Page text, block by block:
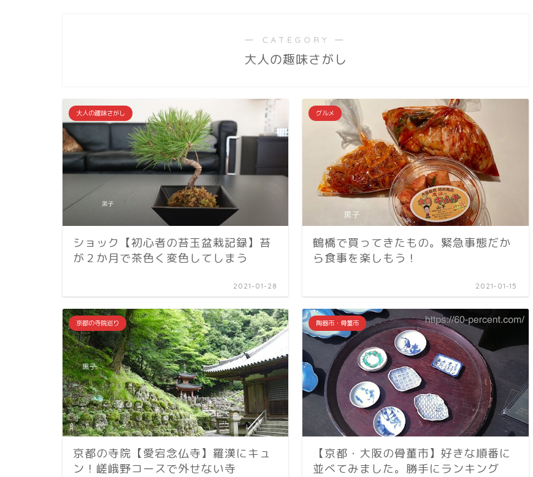
― CATEGORY ―
大人の趣味さがし
大人の趣味さがし
ショック【初心者の苔玉盆栽記録】苔
が２か月で茶色く変色してしまう
2021-01-28
グルメ
鶴橋で買ってきたもの。緊急事態だか
ら食事を楽しもう！
2021-01-15
京都の寺院巡り
京都の寺院【愛宕念仏寺】羅漢にキュ
ン！嵯峨野コースで外せない寺
陶器市・骨董市
【京都・大阪の骨董市】好きな順番に
並べてみました。勝手にランキング